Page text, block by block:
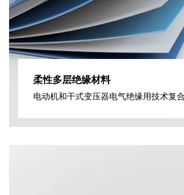
柔性多层绝缘材料
电动机和干式变压器电气绝缘用技术复